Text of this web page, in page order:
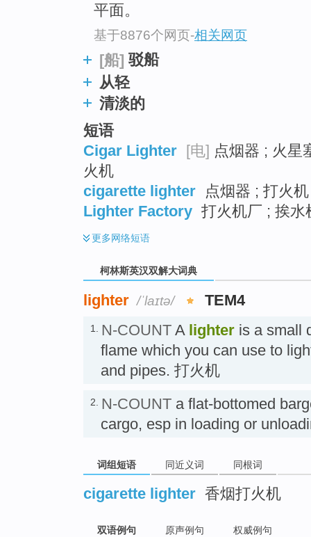
平面。
基于8876个网页-相关网页
[船] 驳船
从轻
清淡的
短语
Cigar Lighter [电] 点烟器 ; 火星
火机
cigarette lighter
点烟器 ; 打火
Lighter Factory 打火机厂 ; 挨水
更多网络短语
柯林斯英汉双解大词典
lighter /ˈlaɪtə/ TEM4
1. N-COUNT A lighter is a small
flame which you can use to
and pipes. 打火机
2. N-COUNT a flat-bottomed
cargo, esp in loading or
词组短语 同近义词 同根词
cigarette lighter 香烟打火机
双语例句 原声例句 权威例句